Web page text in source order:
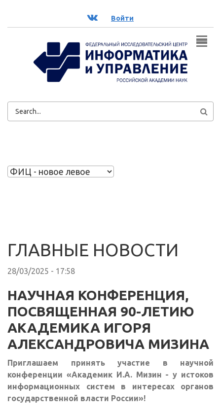
ВК Войти
ФОРМА
ГЛАВНЫЕ НОВОСТИ
28/03/2025 - 17:58
НАУЧНАЯ КОНФЕРЕНЦИЯ,
ПОСВЯЩЕННАЯ 90-ЛЕТИЮ
АКАДЕМИКА ИГОРЯ
АЛЕКСАНДРОВИЧА МИЗИНА
Приглашаем принять участие в научной
конференции «Академик И.А. Мизин - у истоков
информационных систем в интересах органов
государственной власти России»!